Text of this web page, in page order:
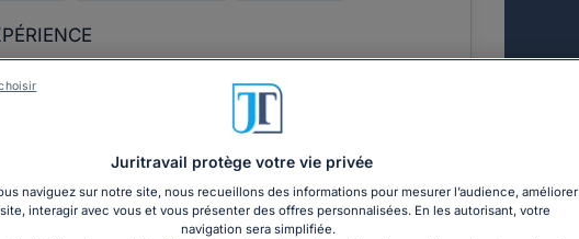
COORDONNÉES
Juritravail protège votre vie privée
naviguez sur notre site, nous recueillons des informations pour mesurer l’audience, améliorer
interagir avec vous et vous présenter des offres personnalisées. En les autorisant, votre
navigation sera simplifiée.